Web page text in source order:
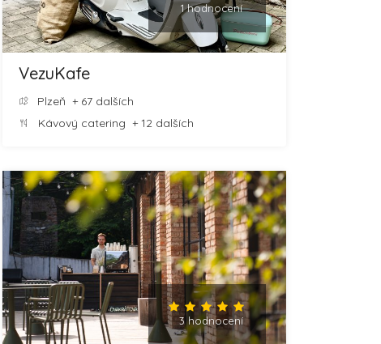
1 hodnocení
VezuKafe
Plzeň + 67 dalších
Kávový catering + 12 dalších
3 hodnocení